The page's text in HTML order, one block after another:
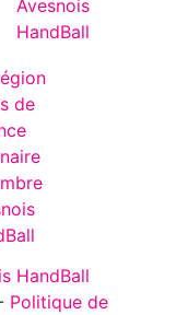
HandBall
Politique de